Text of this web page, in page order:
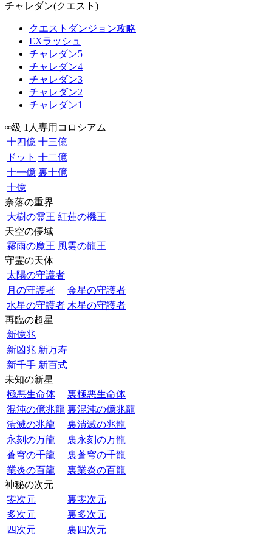
チャレダン(クエスト)
クエストダンジョン攻略
EXラッシュ
チャレダン5
チャレダン4
チャレダン3
チャレダン2
チャレダン1
∞級 1人専用コロシアム
十四億 十三億
ドット 十二億
十一億 裏十億
十億
奈落の重界
大樹の霊王 紅蓮の機王
天空の儚域
霧雨の魔王 風雲の龍王
守霊の天体
太陽の守護者
月の守護者
金星の守護者
水星の守護者 木星の守護者
再臨の超星
新億兆
新凶兆 新万寿
新千手 新百式
未知の新星
極悪生命体
裏極悪生命体
混沌の億兆龍 裏混沌の億兆龍
潰滅の兆龍
裏潰滅の兆龍
永刻の万龍
裏永刻の万龍
蒼穹の千龍
裏蒼穹の千龍
業炎の百龍
裏業炎の百龍
神秘の次元
零次元
裏零次元
多次元
裏多次元
四次元
裏四次元